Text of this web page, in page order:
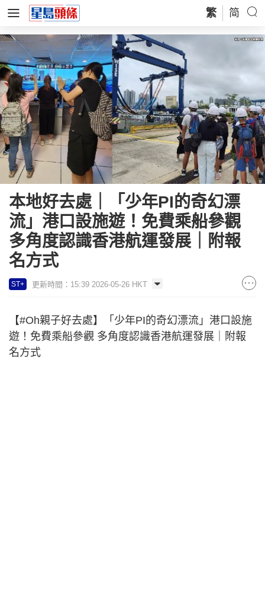
繁 简
本地好去處｜「少年PI的奇幻漂
流」港口設施遊！免費乘船參觀
多角度認識香港航運發展｜附報
名方式
ST+ 更新時間：15:39 2026-05-26 HKT
【#Oh親子好去處】「少年PI的奇幻漂流」港口設施
遊！免費乘船參觀 多角度認識香港航運發展｜附報
名方式